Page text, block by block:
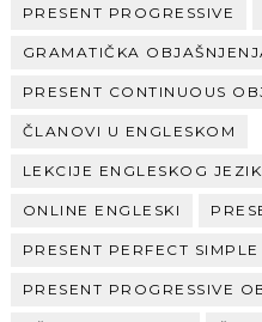
PRESENT PROGRESSIVE
GRAMATIČKA
PRESENT CONTINUOUS
ČLANOVI U ENGLESKOM
LEKCIJE ENGLESKOG
ONLINE ENGLESKI
PRESENT PERFECT SIMPLE
PRESENT PROGRESSIVE